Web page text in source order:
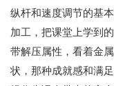
纵杆和速度调节的基
加工，把课堂上学到
带解压属性，看着金
状，那种成就感和满